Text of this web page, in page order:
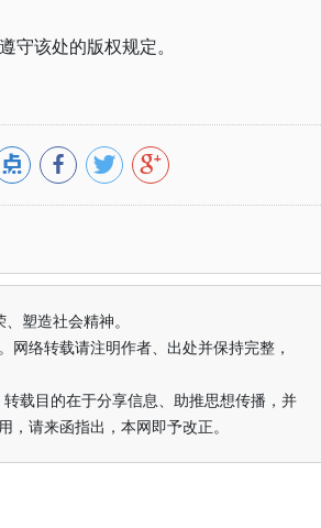
该处的版权规定。
塑造社会精神。
络转载请注明作者、出处并保持完整，
载目的在于分享信息、助推思想传播，并
请来函指出，本网即予改正。